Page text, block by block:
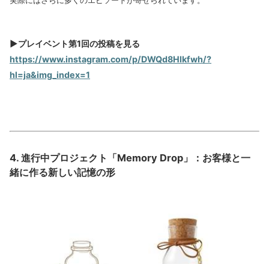
▶プレイベント第1回の投稿を見る
https://www.instagram.com/p/DWQd8Hlkfwh/?
hl=ja&img_index=1
4. 進行中プロジェクト「Memory Drop」：お客様と一
緒に作る新しい記憶の形